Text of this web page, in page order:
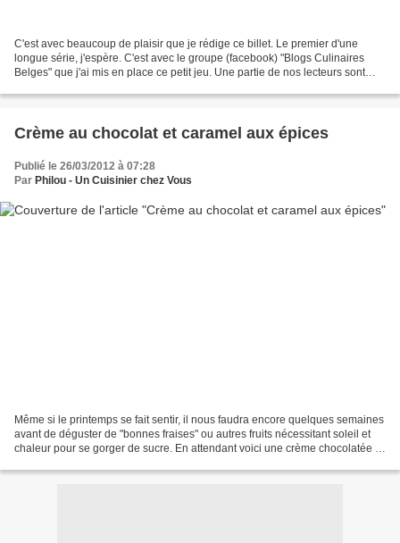
C'est avec beaucoup de plaisir que je rédige ce billet. Le premier d'une
longue série, j'espère. C'est avec le groupe (facebook) "Blogs Culinaires
Belges" que j'ai mis en place ce petit jeu. Une partie de nos lecteurs sont
Crème au chocolat et caramel aux épices
Publié le 26/03/2012 à 07:28
Par Philou - Un Cuisinier chez Vous
Même si le printemps se fait sentir, il nous faudra encore quelques semaines
avant de déguster de "bonnes fraises" ou autres fruits nécessitant soleil et
chaleur pour se gorger de sucre. En attendant voici une crème chocolatée (il